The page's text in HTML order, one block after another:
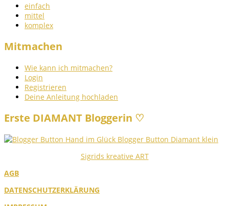
einfach
mittel
komplex
Mitmachen
Wie kann ich mitmachen?
Login
Registrieren
Deine Anleitung hochladen
Erste DIAMANT Bloggerin ♡
Sigrids kreative ART
AGB
DATENSCHUTZERKLÄRUNG